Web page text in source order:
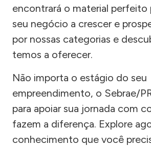
encontrará o material perfeito
seu negócio a crescer e
por nossas categorias e
temos a oferecer.
Não importa o estágio do seu
empreendimento, o Sebrae/
para apoiar sua jornada com
fazem a diferença. Explore
conhecimento que você